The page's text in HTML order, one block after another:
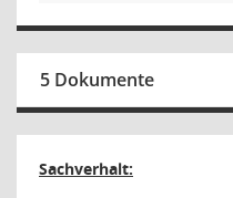
5 Dokumente
Sachverhalt: